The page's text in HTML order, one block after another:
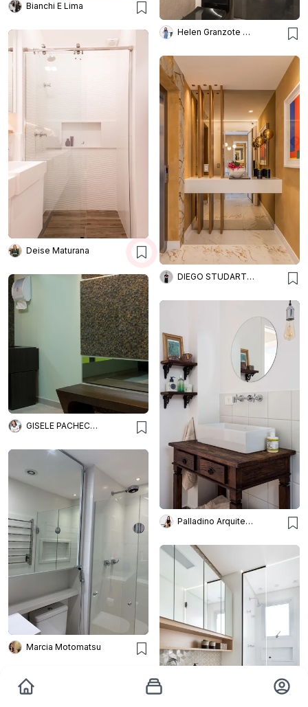
Bianchi E Lima
Helen Granzote Arquitetura e Interiores
Deise Maturana
DIEGO STUDART ARQUITETURA
GISELE PACHECO ARQUITETURA E INTERIORES
Palladino Arquitetura
Marcia Motomatsu